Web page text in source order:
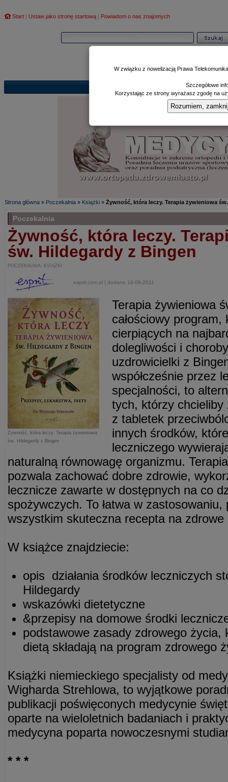
Start | Ustaw jako stronę startową | Powiadom o nas znajomych
Poczekalnia|
Strona główna » Poczekalnia » Książki » Żywność, która leczy. Terapia żywieniowa
Poczekalnia
Żywność, która leczy.
św. Hildegardy z Bingen
POCZEKALNIA. KSIĄŻKI
esprit.com.pl | dodane 18-08-2011
Żywność, która leczy. Terapia żywieniowa
św. Hildegardy z Bingen
Terapia żywieniowa
całościowy
cierpiących na
dolegliwości i
uzdrowicielki z
współcześnie przez
specjalności, to
tych, którzy
z tabletek
innych środków,
leczniczego
naturalną równowagę organizmu.
pozwala zachować dobre zdrowie,
lecznicze zawarte w dostępnych na co
spożywczych. To łatwa w
wszystkim skuteczna recepta na zdrowe
W książce znajdziecie:
opis działania środków leczniczych
Hildegardy
wskazówki dietetyczne
&przepisy na domowe środki
podstawowe zasady zdrowego życia,
dietą składają na program zdrowego
Książki niemieckiego specjalisty od
Wigharda Strehlowa, to wyjątkowe
publikacji poświęconych medycynie
oparte na wieloletnich badaniach i
medycyna poparta nowoczesnymi
* * *
W związku z nowelizacją Prawa
Szczegółowe
Korzystając ze strony wyrażasz zgodę na
Rozumiem,